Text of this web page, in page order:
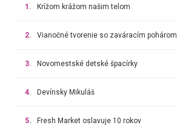
1. Krížom krážom našim telom
2. Vianočné tvorenie so zaváracím pohárom
3. Novomestské detské špacírky
4. Devínsky Mikuláš
5. Fresh Market oslavuje 10 rokov